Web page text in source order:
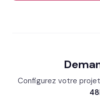
Configurez votre